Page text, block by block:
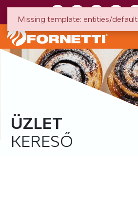
ÜZLET
KERESŐ
Missing template: entities/default